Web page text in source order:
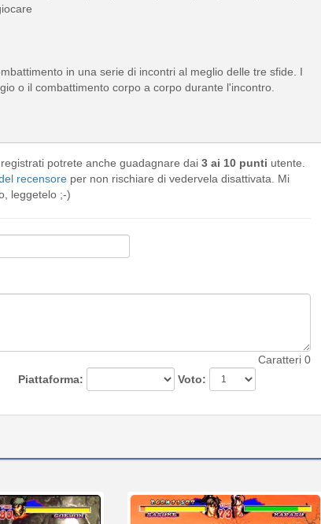
in una serie di incontri al meglio delle tre sfide. I
o il combattimento corpo a corpo durante l'incontro.
potrete anche guadagnare dai 3 ai 10 punti utente.
recensore per non rischiare di vedervela disattivata. Mi
leggetelo ;-)
Caratteri 0
Piattaforma:
Voto: